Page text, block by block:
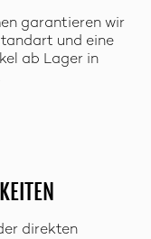
garantieren wir
und eine
ab Lager in
direkten